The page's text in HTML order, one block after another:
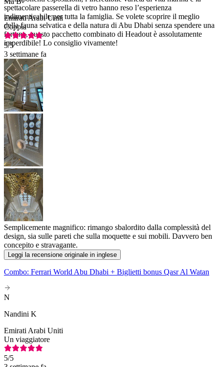
spettacolare passerella di vetro hanno reso l’esperienza
indimenticabile per tutta la famiglia. Se volete scoprire il meglio
della fauna selvatica e della natura di Abu Dhabi senza spendere una
fortuna, questo pacchetto combinato di Headout è assolutamente
imperdibile! Lo consiglio vivamente!
Emirati Arabi Uniti
Coppia
5/5
3 settimane fa
Semplicemente magnifico: rimango sbalordito dalla complessità del
design, sia sulle pareti che sulla moquette e sui mobili. Davvero ben
concepito e stravagante.
Leggi la recensione originale in inglese
Combo: Ferrari World Abu Dhabi + Biglietti bonus Qasr Al Watan
N
Nandini K
Emirati Arabi Uniti
Un viaggiatore
5/5